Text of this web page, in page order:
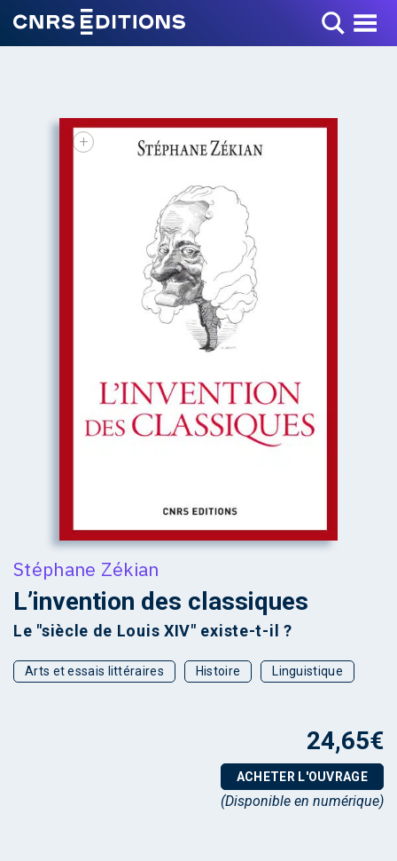
Toggle Menu
+
Stéphane Zékian
L’invention des classiques
Le "siècle de Louis XIV" existe-t-il ?
Arts et essais littéraires Histoire Linguistique
24,65€
ACHETER L'OUVRAGE
(Disponible en numérique)